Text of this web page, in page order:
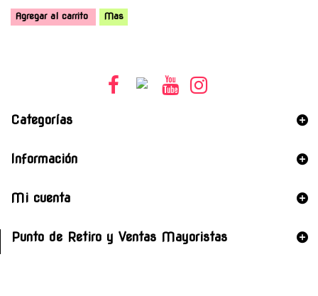
Agregar al carrito Mas
Categorías
Información
Mi cuenta
Punto de Retiro y Ventas Mayoristas